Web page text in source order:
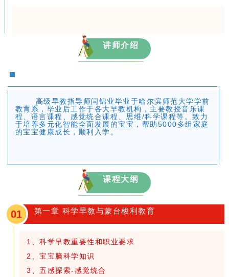
讲师介绍
高级早教指导师闫锦业毕业于哈尔滨师范大学学前
教育系，毕业后工作于各大早教机构，主要教授音乐课
程、语言课程、感觉统合课程、思维/科学课程等。致力
于培养多元化智能全面发展的宝宝，帮助5000多组家庭
的宝宝健康成长，顺利入学。
课程大纲
01 第一章 科学早教与蒙台梭利教育
1、科学早教重要性和职业要求
2、宝宝脑科学知识
3、五感探索-感觉统合